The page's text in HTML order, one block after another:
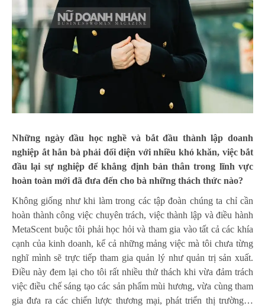
Những ngày đầu học nghề và bắt đầu thành lập doanh
nghiệp ắt hẳn bà phải đối diện với nhiều khó khăn, việc bắt
đầu lại sự nghiệp để khẳng định bản thân trong lĩnh vực
hoàn toàn mới đã đưa đến cho bà những thách thức nào?
Không giống như khi làm trong các tập đoàn chúng ta chỉ cần
hoàn thành công việc chuyên trách, việc thành lập và điều hành
MetaScent buộc tôi phải học hỏi và tham gia vào tất cả các khía
cạnh của kinh doanh, kể cả những mảng việc mà tôi chưa từng
nghĩ mình sẽ trực tiếp tham gia quản lý như quản trị sản xuất.
Điều này đem lại cho tôi rất nhiều thử thách khi vừa đảm trách
việc điều chế sáng tạo các sản phẩm mùi hương, vừa cùng tham
gia đưa ra các chiến lược thương mại, phát triển thị trường…